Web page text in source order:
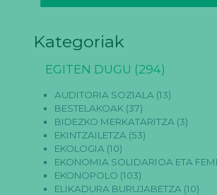
Kategoriak
EGITEN DUGU (294)
AUDITORIA SOZIALA (13)
BESTELAKOAK (37)
BIDEZKO MERKATARITZA (3)
EKINTZAILETZA (53)
EKOLOGIA (10)
EKONOMIA SOLIDARIOA ETA
EKONOPOLO (103)
ELIKADURA BURUJABETZA (10)